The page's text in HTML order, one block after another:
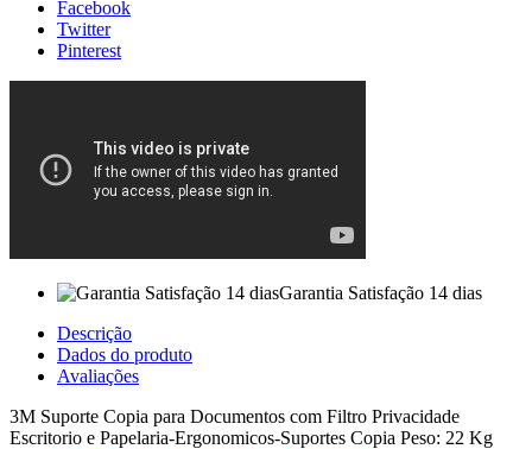
Facebook
Twitter
Pinterest
Garantia Satisfação 14 dias
Descrição
Dados do produto
Avaliações
3M Suporte Copia para Documentos com Filtro Privacidade
Escritorio e Papelaria-Ergonomicos-Suportes Copia Peso: 22 Kg